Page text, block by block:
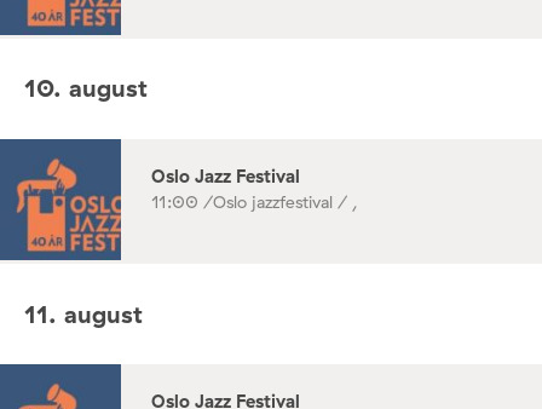
10. august
Oslo Jazz Festival
11:00 /Oslo jazzfestival / ,
11. august
Oslo Jazz Festival